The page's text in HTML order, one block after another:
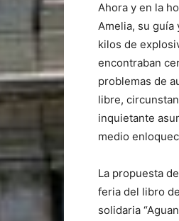
Ahora y en la
Amelia, su guía
kilos de
encontraban
problemas de
libre,
inquietante
medio
La propuesta
feria del libro
solidaria